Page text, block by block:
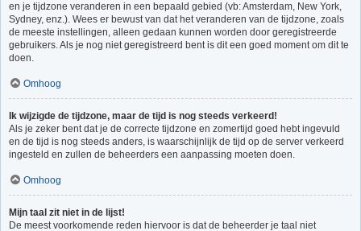
en je tijdzone veranderen in een bepaald gebied (vb: Amsterdam, New York,
Sydney, enz.). Wees er bewust van dat het veranderen van de tijdzone, zoals
de meeste instellingen, alleen gedaan kunnen worden door geregistreerde
gebruikers. Als je nog niet geregistreerd bent is dit een goed moment om dit te
doen.
Omhoog
Ik wijzigde de tijdzone, maar de tijd is nog steeds verkeerd!
Als je zeker bent dat je de correcte tijdzone en zomertijd goed hebt ingevuld
en de tijd is nog steeds anders, is waarschijnlijk de tijd op de server verkeerd
ingesteld en zullen de beheerders een aanpassing moeten doen.
Omhoog
Mijn taal zit niet in de lijst!
De meest voorkomende reden hiervoor is dat de beheerder je taal niet